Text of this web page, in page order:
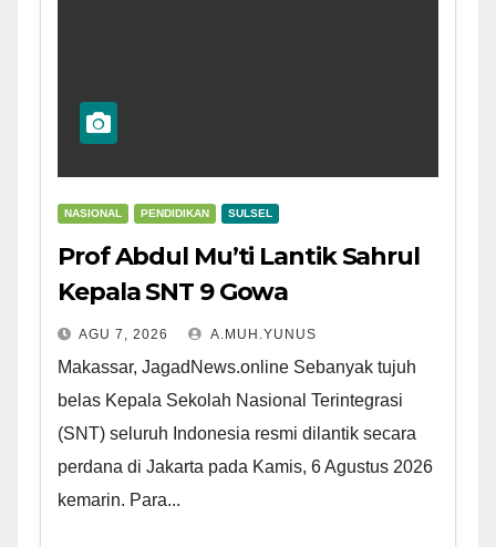
NASIONAL PENDIDIKAN SULSEL
Prof Abdul Mu’ti Lantik Sahrul
Kepala SNT 9 Gowa
AGU 7, 2026 A.MUH.YUNUS
Makassar, JagadNews.online Sebanyak tujuh
belas Kepala Sekolah Nasional Terintegrasi
(SNT) seluruh Indonesia resmi dilantik secara
perdana di Jakarta pada Kamis, 6 Agustus 2026
kemarin. Para...